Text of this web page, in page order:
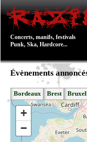
Concerts, manifs, festivals
Punk, Ska, Hardcore...
Évènements
Bordeaux Brest
+
−